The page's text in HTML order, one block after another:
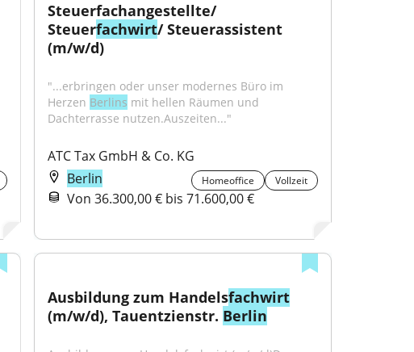
Steuerfachangestellte/
Steuerfachwirt/ Steuerassistent
(m/w/d)
"...erbringen oder unser modernes Büro im
Herzen Berlins mit hellen Räumen und
Dachterrasse nutzen.Auszeiten..."
ATC Tax GmbH & Co. KG
Berlin
Homeoffice Vollzeit
Von 36.300,00 € bis 71.600,00 €
Ausbildung zum Handelsfachwirt
(m/w/d), Tauentzienstr. Berlin